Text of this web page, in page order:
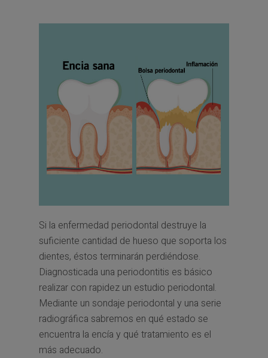
Si la enfermedad periodontal destruye la
suficiente cantidad de hueso que soporta los
dientes, éstos terminarán perdiéndose.
Diagnosticada una periodontitis es básico
realizar con rapidez un estudio periodontal.
Mediante un sondaje periodontal y una serie
radiográfica sabremos en qué estado se
encuentra la encía y qué tratamiento es el
más adecuado.